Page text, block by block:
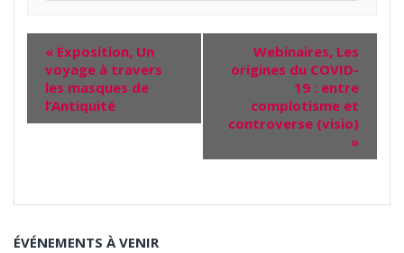
« Exposition, Un
voyage à travers
les masques de
l’Antiquité
Webinaires, Les
origines du COVID-
19 : entre
complotisme et
controverse (visio)
»
ÉVÉNEMENTS À VENIR